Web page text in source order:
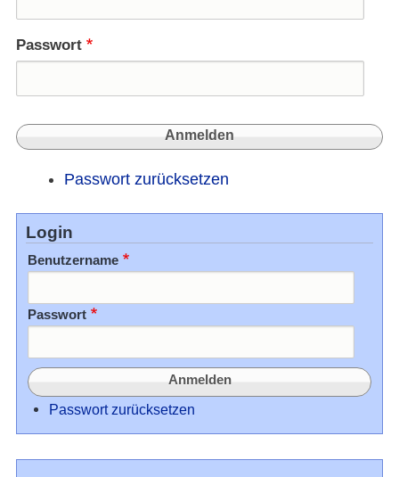
Passwort
Passwort zurücksetzen
Login
Benutzername
Passwort
Passwort zurücksetzen